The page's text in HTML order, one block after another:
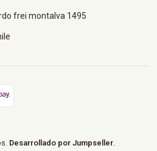
frei montalva 1495
Desarrollado por Jumpseller.